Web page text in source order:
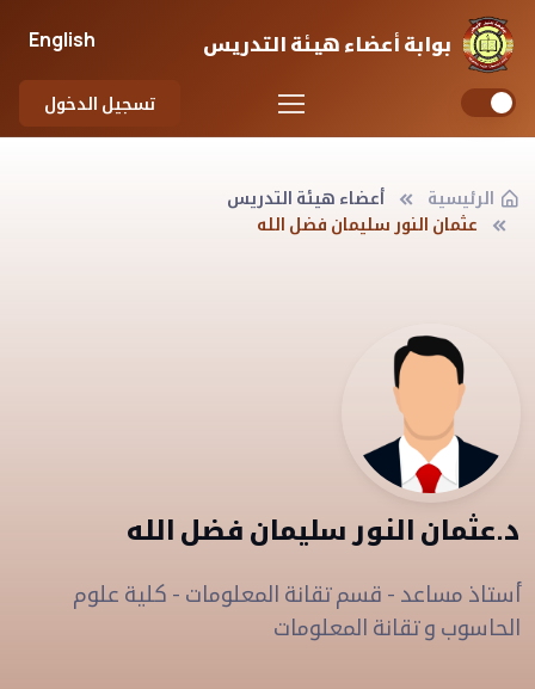
بوابة أعضاء هيئة التدريس English
تسجيل الدخول
الرئيسية
أعضاء هيئة التدريس
عثمان النور سليمان فضل الله
د.عثمان النور سليمان فضل الله
أستاذ مساعد - قسم تقانة المعلومات - كلية علوم
الحاسوب و تقانة المعلومات